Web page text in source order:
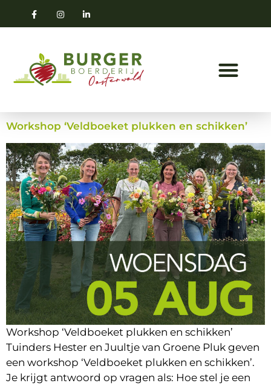
Workshop ‘Veldboeket plukken en schikken’
Workshop ‘Veldboeket plukken en schikken’
Tuinders Hester en Juultje van Groene Pluk geven
een workshop ‘Veldboeket plukken en schikken’.
Je krijgt antwoord op vragen als: Hoe stel je een